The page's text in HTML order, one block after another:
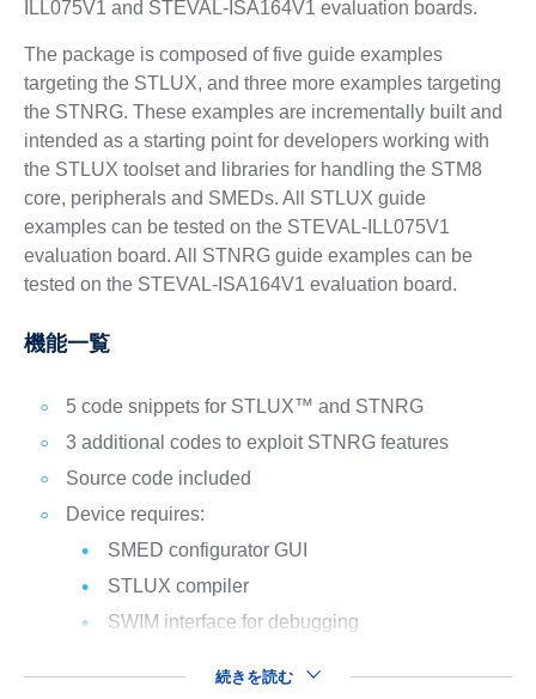
ILL075V1 and STEVAL-ISA164V1 evaluation boards.
The package is composed of five guide examples
targeting the STLUX, and three more examples targeting
the STNRG. These examples are incrementally built and
intended as a starting point for developers working with
the STLUX toolset and libraries for handling the STM8
core, peripherals and SMEDs. All STLUX guide
examples can be tested on the STEVAL-ILL075V1
evaluation board. All STNRG guide examples can be
tested on the STEVAL-ISA164V1 evaluation board.
機能一覧
5 code snippets for STLUX™ and STNRG
3 additional codes to exploit STNRG features
Source code included
Device requires:
SMED configurator GUI
STLUX compiler
SWIM interface for debugging
続きを読む